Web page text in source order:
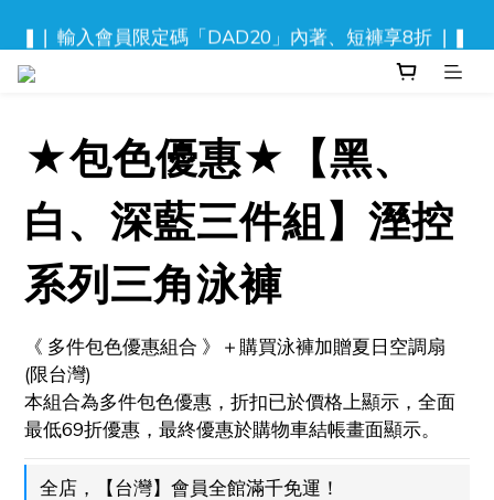
❚❘ 輸入會員限定碼「DAD20」內著、短褲享8折 ❘❚
❚❘ 輸入會員限定碼「DAD20」內著、短褲享8折 ❘❚
❚❘ 輸入會員限定碼「DAD20」內著、短褲享8折 ❘❚
★包色優惠★【黑、
白、深藍三件組】溼控
系列三角泳褲
《 多件包色優惠組合 》＋購買泳褲加贈夏日空調扇
(限台灣)
本組合為多件包色優惠，折扣已於價格上顯示，全面
最低69折優惠，最終優惠於購物車結帳畫面顯示。
全店，【台灣】會員全館滿千免運！